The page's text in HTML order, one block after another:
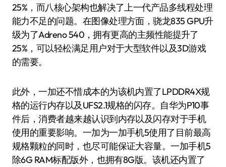
25%，而八核心架构也解决了上一代产品多线程处理
能力不足的问题。在图像处理方面，骁龙835 GPU升
级为了Adreno 540，拥有更高的主频性能提升了
25%，可以轻松满足用户对于大型软件以及3D游戏
的需要。
此外，一加还不惜成本的为该机内置了LPDDR4X规
格的运行内存以及UFS2.1规格的闪存。自华为P10事
件后，消费者越来越认识到内存以及闪存对于手机
使用的重要影响。一加为一加手机5使用了目前最高
规格颗粒的同时，也尽可能保证大容量。一加手机5
除6G RAM标配版外，也拥有8G版。该机还内置了